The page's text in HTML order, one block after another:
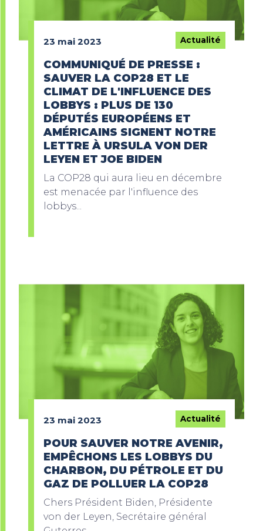
23 mai 2023 Actualité
COMMUNIQUÉ DE PRESSE :
SAUVER LA COP28 ET LE
CLIMAT DE L'INFLUENCE DES
LOBBYS : PLUS DE 130
DÉPUTÉS EUROPÉENS ET
AMÉRICAINS SIGNENT NOTRE
LETTRE À URSULA VON DER
LEYEN ET JOE BIDEN
La COP28 qui aura lieu en décembre
est menacée par l'influence des
lobbys...
23 mai 2023 Actualité
POUR SAUVER NOTRE AVENIR,
EMPÊCHONS LES LOBBYS DU
CHARBON, DU PÉTROLE ET DU
GAZ DE POLLUER LA COP28
Chers Président Biden, Présidente
von der Leyen, Secrétaire général